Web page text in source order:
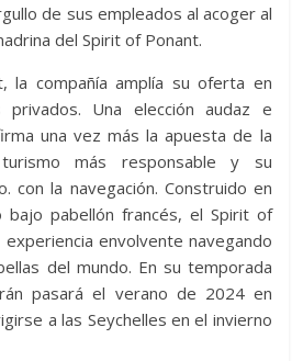
de sus empleados al acoger al
del Spirit of Ponant.
la compañía amplía su oferta en
privados. Una elección audaz e
una vez más la apuesta de la
más responsable y su
con la navegación. Construido en
bajo pabellón francés, el Spirit of
envolvente navegando
del mundo. En su temporada
pasará el verano de 2024 en
a las Seychelles en el invierno